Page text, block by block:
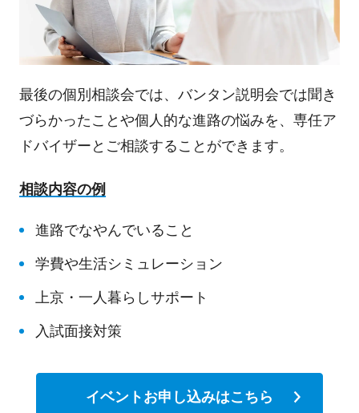
最後の個別相談会では、バンタン説明会では聞き
づらかったことや個人的な進路の悩みを、専任ア
ドバイザーとご相談することができます。
相談内容の例
進路でなやんでいること
学費や生活シミュレーション
上京・一人暮らしサポート
入試面接対策
イベントお申し込みはこちら